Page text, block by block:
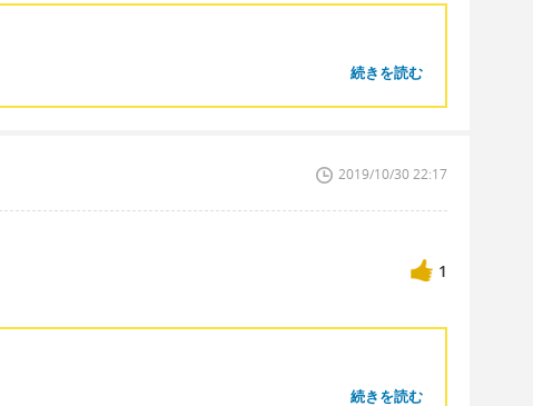
続きを読む
2019/10/30 22:17
1
続きを読む